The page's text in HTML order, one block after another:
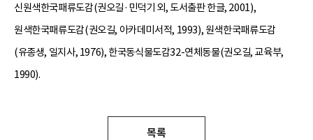
신원색한국패류도감(권오길·민덕기 외, 도서출판 한글, 2001),
원색한국패류도감(권오길, 아카데미서적, 1993), 원색한국패류도감
(유종생, 일지사, 1976), 한국동식물도감32-연체동물(권오길, 교육부,
1990).
목록